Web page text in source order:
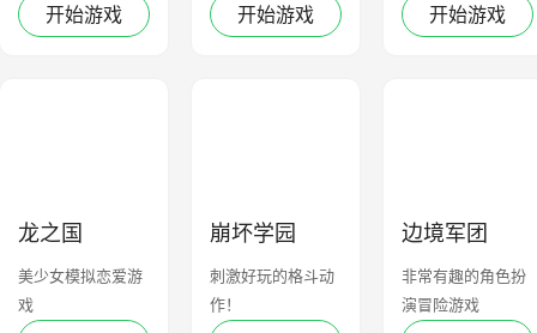
开始游戏 开始游戏 开始游戏
龙之国
美少女模拟恋爱游
戏
崩坏学园
刺激好玩的格斗动
作！
边境军团
非常有趣的角色扮
演冒险游戏